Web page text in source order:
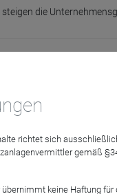
die
richtet sich
gemäß
übernimmt keine Haftung